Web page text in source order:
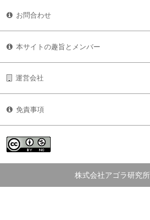
お問合わせ
本サイトの趣旨とメンバー
運営会社
免責事項
株式会社アゴラ研究所